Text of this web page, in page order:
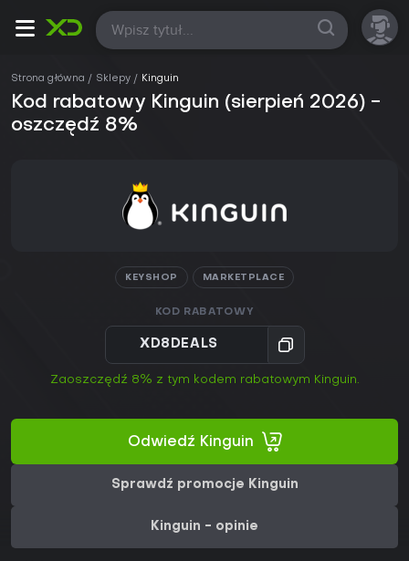
Wszystkie
Strona główna Sklepy Kinguin
Kod rabatowy Kinguin (sierpień 2026) -
oszczędź 8%
KEYSHOP MARKETPLACE
KOD RABATOWY
XD8DEALS
Zaoszczędź 8% z tym kodem rabatowym Kinguin.
Odwiedź Kinguin
Sprawdź promocje Kinguin
Kinguin - opinie